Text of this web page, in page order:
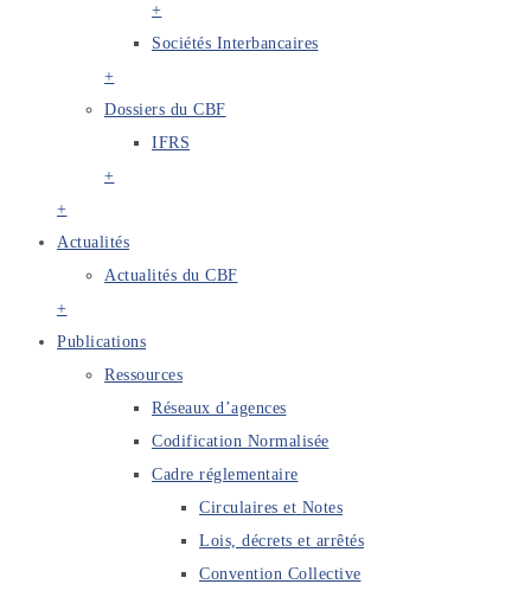
+
Sociétés Interbancaires
+
Dossiers du CBF
IFRS
+
+
Actualités
Actualités du CBF
+
Publications
Ressources
Réseaux d’agences
Codification Normalisée
Cadre réglementaire
Circulaires et Notes
Lois, décrets et arrêtés
Convention Collective